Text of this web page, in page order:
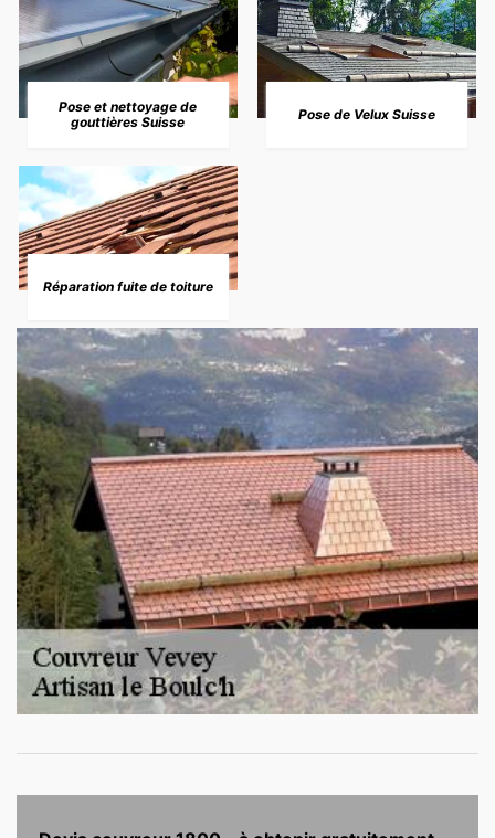
Pose et nettoyage de
gouttières Suisse
Pose de Velux Suisse
Réparation fuite de toiture